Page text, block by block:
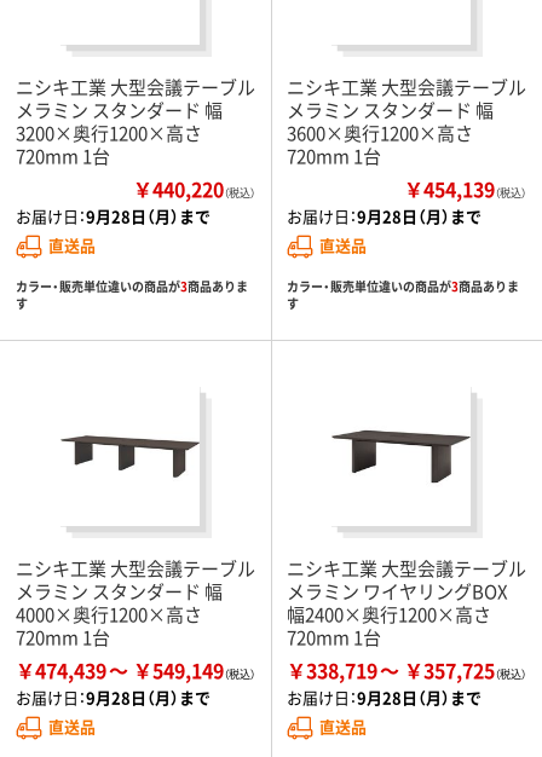
ニシキ工業 大型会議テーブル
メラミン スタンダード 幅
3200×奥行1200×高さ
720mm 1台
￥440,220（税込）
お届け日：9月28日（月）まで
直送品
カラー・販売単位違いの商品が3商品ありま
す
ニシキ工業 大型会議テーブル
メラミン スタンダード 幅
3600×奥行1200×高さ
720mm 1台
￥454,139（税込）
お届け日：9月28日（月）まで
直送品
カラー・販売単位違いの商品が3商品ありま
す
ニシキ工業 大型会議テーブル
メラミン スタンダード 幅
4000×奥行1200×高さ
720mm 1台
￥474,439 ￥549,149
お届け日：9月28日（月）まで
直送品
ニシキ工業 大型会議テーブル
メラミン ワイヤリングBOX
幅2400×奥行1200×高さ
720mm 1台
￥338,719 ￥357,725
お届け日：9月28日（月）まで
直送品